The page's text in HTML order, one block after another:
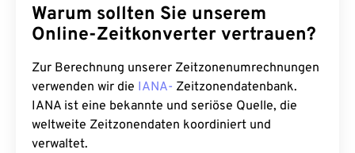
Warum sollten Sie unserem
Online-Zeitkonverter vertrauen?
Zur Berechnung unserer Zeitzonenumrechnungen
verwenden wir die IANA- Zeitzonendatenbank.
IANA ist eine bekannte und seriöse Quelle, die
weltweite Zeitzonendaten koordiniert und
verwaltet.